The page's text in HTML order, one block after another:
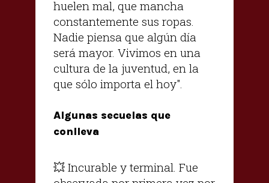
huelen mal, que mancha
constantemente sus ropas.
Nadie piensa que algún día
será mayor. Vivimos en una
cultura de la juventud, en la
que sólo importa el hoy".
Algunas secuelas que
conlleva
💥 Incurable y terminal. Fue